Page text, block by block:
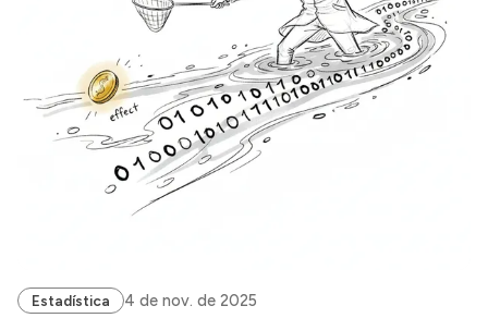
Estadística 4 de nov. de 2025